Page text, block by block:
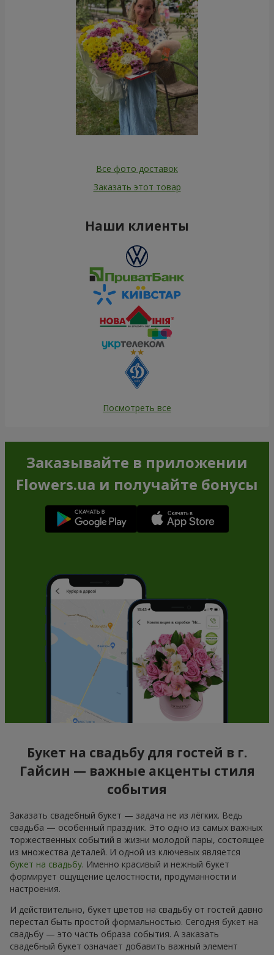
Все фото доставок
Заказать этот товар
Наши клиенты
Посмотреть все
Заказывайте в приложении
Flowers.ua и получайте бонусы
Букет на свадьбу для гостей в г.
Гайсин — важные акценты стиля
события
Заказать свадебный букет — задача не из лёгких. Ведь
свадьба — особенный праздник. Это одно из самых важных
торжественных событий в жизни молодой пары, состоящее
из множества деталей. И одной из ключевых является
букет на свадьбу. Именно красивый и нежный букет
формирует ощущение целостности, продуманности и
настроения.
И действительно, букет цветов на свадьбу от гостей давно
перестал быть простой формальностью. Сегодня букет на
свадьбу — это часть образа события. А заказать
свадебный букет означает добавить важный элемент